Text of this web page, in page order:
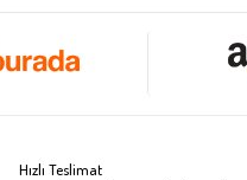
Hızlı Teslimat